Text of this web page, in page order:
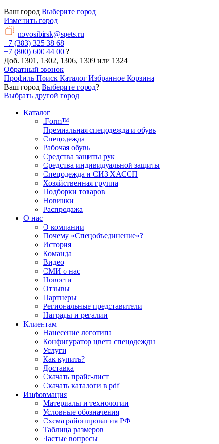
Ваш город Выберите город
Изменить город
novosibirsk@spets.ru
+7 (383) 325 38 68
+7 (800) 600 44 00 ?
Доб. 1301, 1302, 1306, 1309 или 1324
Обратный звонок
Профиль Поиск Каталог Избранное Корзина
Ваш город Выберите город?
Выбрать другой город
Каталог
iForm™
Премиальная спецодежда и обувь
Спецодежда
Рабочая обувь
Средства защиты рук
Средства индивидуальной защиты
Спецодежда и СИЗ ХАССП
Хозяйственная группа
Подборки товаров
Новинки
Распродажа
О нас
О компании
Почему «Спецобъединение»?
История
Команда
Видео
СМИ о нас
Новости
Отзывы
Партнеры
Региональные представители
Награды и регалии
Клиентам
Нанесение логотипа
Конфигуратор цвета спецодежды
Услуги
Как купить?
Доставка
Скачать прайс-лист
Скачать каталоги в pdf
Информация
Материалы и технологии
Условные обозначения
Схема районирования РФ
Таблица размеров
Частые вопросы